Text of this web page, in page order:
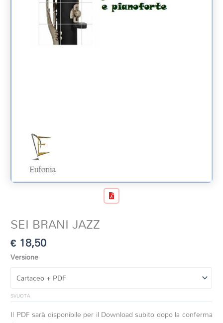
SEI BRANI JAZZ
€ 18,50
Versione
SVUOTA
Il PDF sarà disponibile per il Download subito dopo la conferma